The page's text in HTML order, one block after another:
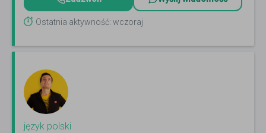
Ostatnia aktywność: wczoraj
język polski